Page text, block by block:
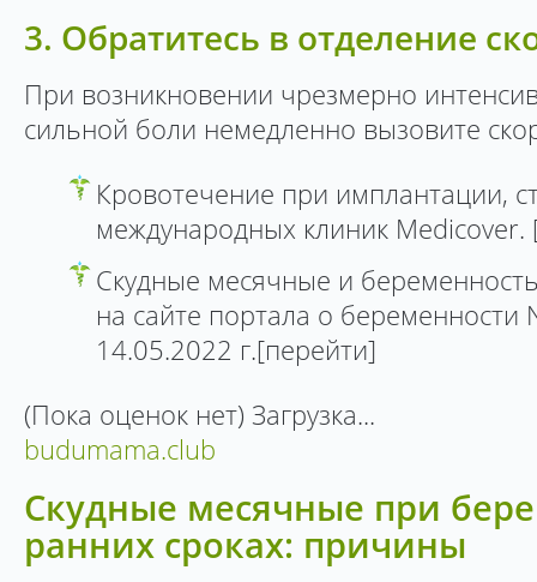
3. Обратитесь в отделение
При возникновении чрезмерно
сильной боли немедленно вызовите
Кровотечение при имплантации,
международных клиник Medicover.
Скудные месячные и
на сайте портала о беременности
14.05.2022 г.[перейти]
(Пока оценок нет) Загрузка...
budumama.club
Скудные месячные при
ранних сроках: причины